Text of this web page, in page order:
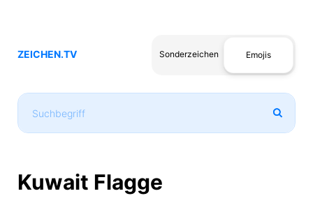
ZEICHEN.TV Sonderzeichen Emojis
Kuwait Flagge